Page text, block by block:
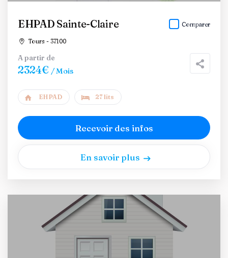
EHPAD Sainte-Claire
Tours - 37100
Comparer
A partir de
2324€ / Mois
EHPAD 27 lits
Recevoir des infos
En savoir plus